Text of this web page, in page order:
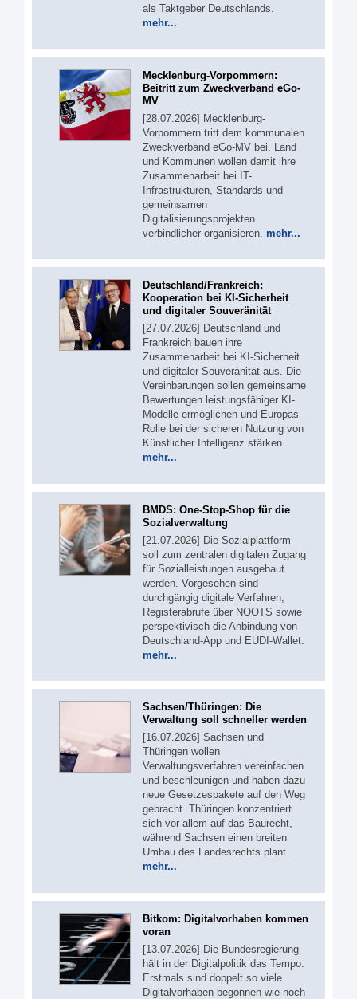
als Taktgeber Deutschlands.
mehr...
Mecklenburg-Vorpommern:
Beitritt zum Zweckverband eGo-
MV
[28.07.2026] Mecklenburg-
Vorpommern tritt dem kommunalen
Zweckverband eGo-MV bei. Land
und Kommunen wollen damit ihre
Zusammenarbeit bei IT-
Infrastrukturen, Standards und
gemeinsamen
Digitalisierungsprojekten
verbindlicher organisieren. mehr...
Deutschland/Frankreich:
Kooperation bei KI-Sicherheit
und digitaler Souveränität
[27.07.2026] Deutschland und
Frankreich bauen ihre
Zusammenarbeit bei KI-Sicherheit
und digitaler Souveränität aus. Die
Vereinbarungen sollen gemeinsame
Bewertungen leistungsfähiger KI-
Modelle ermöglichen und Europas
Rolle bei der sicheren Nutzung von
Künstlicher Intelligenz stärken.
mehr...
BMDS: One-Stop-Shop für die
Sozialverwaltung
[21.07.2026] Die Sozialplattform
soll zum zentralen digitalen Zugang
für Sozialleistungen ausgebaut
werden. Vorgesehen sind
durchgängig digitale Verfahren,
Registerabrufe über NOOTS sowie
perspektivisch die Anbindung von
Deutschland-App und EUDI-Wallet.
mehr...
Sachsen/Thüringen: Die
Verwaltung soll schneller werden
[16.07.2026] Sachsen und
Thüringen wollen
Verwaltungsverfahren vereinfachen
und beschleunigen und haben dazu
neue Gesetzespakete auf den Weg
gebracht. Thüringen konzentriert
sich vor allem auf das Baurecht,
während Sachsen einen breiten
Umbau des Landesrechts plant.
mehr...
Bitkom: Digitalvorhaben kommen
voran
[13.07.2026] Die Bundesregierung
hält in der Digitalpolitik das Tempo:
Erstmals sind doppelt so viele
Digitalvorhaben begonnen wie noch